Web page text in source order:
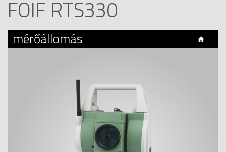
FOIF RTS330
mérőállomás